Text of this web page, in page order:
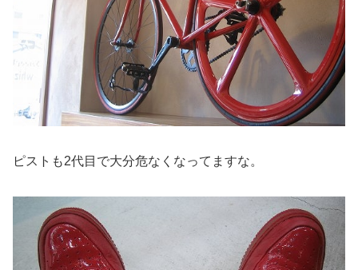
ピストも2代目で大分危なくなってますな。